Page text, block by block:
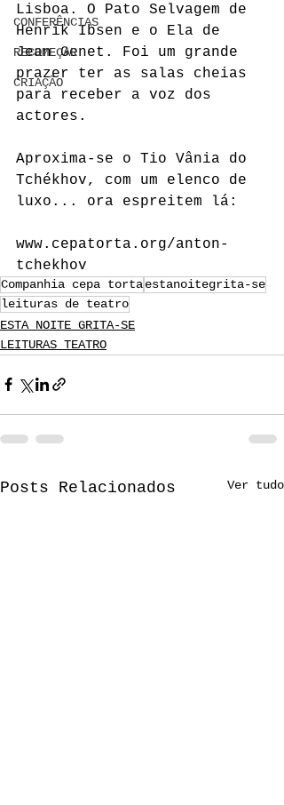
CONFERÊNCIAS
RECOMEÇAR
CRIAÇÃO
Lisboa. O Pato Selvagem de
Henrik Ibsen e o Ela de
Jean Genet. Foi um grande
prazer ter as salas cheias
para receber a voz dos
actores.
Aproxima-se o Tio Vânia do
Tchékhov, com um elenco de
luxo... ora espreitem lá:
www.cepatorta.org/anton-
tchekhov
Companhia cepa tortaestanoitegrita-se
leituras de teatro
ESTA NOITE GRITA-SE
LEITURAS TEATRO
Posts Relacionados Ver tudo